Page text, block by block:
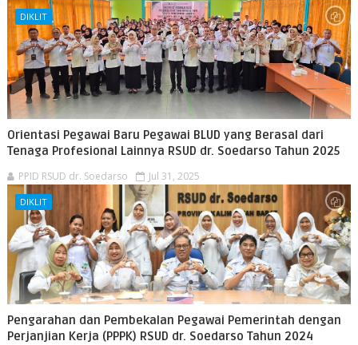
DIKLIT
Orientasi Pegawai Baru Pegawai BLUD yang Berasal dari
Tenaga Profesional Lainnya RSUD dr. Soedarso Tahun 2025
PPID RSUD dr. Soedarso Jul 31, 2025
DIKLIT
Pengarahan dan Pembekalan Pegawai Pemerintah dengan
Perjanjian Kerja (PPPK) RSUD dr. Soedarso Tahun 2024